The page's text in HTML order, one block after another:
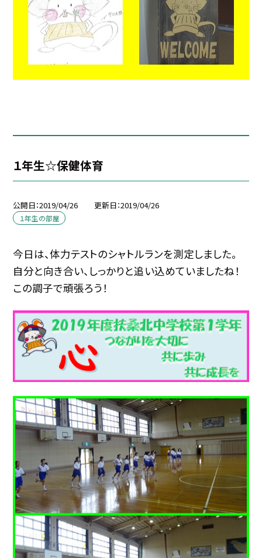
１年生☆保健体育
公開日 2019/04/26 更新日 2019/04/26
１年生の部屋
今日は、体力テストのシャトルランを測定しました。
自分と向き合い、しっかりと追い込めていましたね！
この調子で頑張ろう！